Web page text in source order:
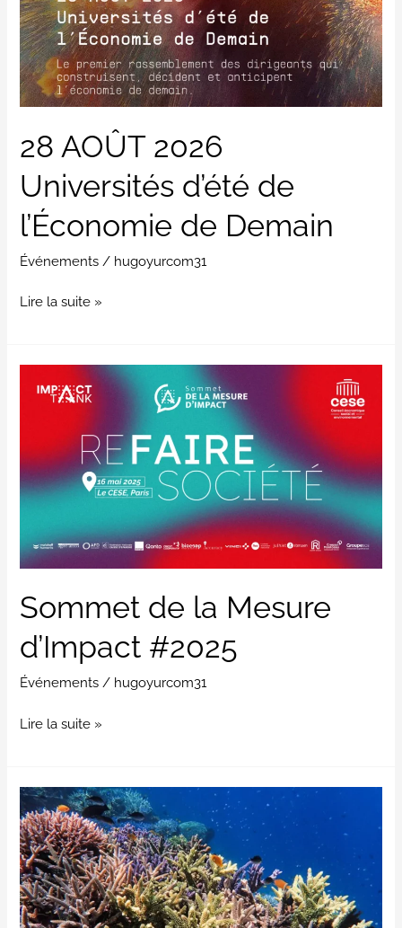
28 AOÛT 2026
Universités d’été de
l’Économie de Demain
Événements / hugoyurcom31
de
l’Économie
de
Demain
Lire la suite »
Sommet de la Mesure
d’Impact #2025
Événements / hugoyurcom31
Mesure
d’Impact
#2025
Lire la suite »
La troisième
Conférence
des
Nations
Unies
sur